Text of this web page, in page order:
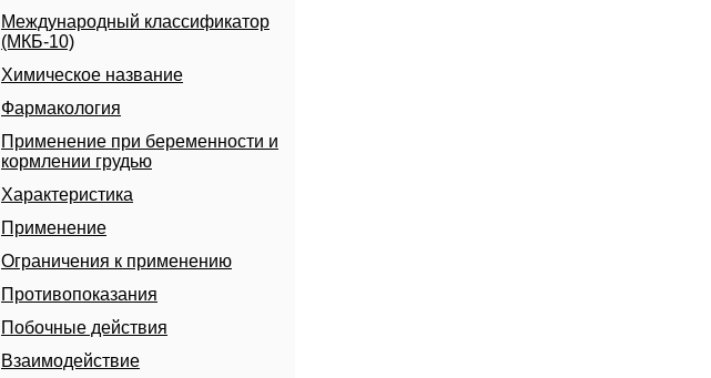
Международный классификатор
(МКБ-10)
Химическое название
Фармакология
Применение при беременности и
кормлении грудью
Характеристика
Применение
Ограничения к применению
Противопоказания
Побочные действия
Взаимодействие